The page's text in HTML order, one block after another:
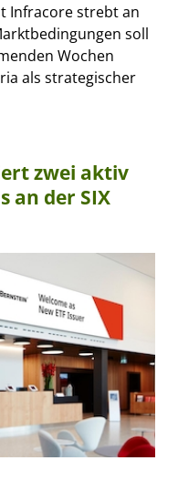
Infracore strebt an
soll
Wochen
als strategischer
zwei aktiv
an der SIX